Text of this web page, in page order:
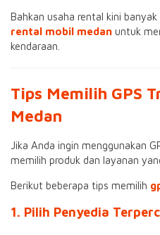
Bahkan usaha rental kini
rental mobil medan untuk
kendaraan.
Tips Memilih GPS
Medan
Jika Anda ingin menggunakan
memilih produk dan layanan
Berikut beberapa tips memilih
1. Pilih Penyedia